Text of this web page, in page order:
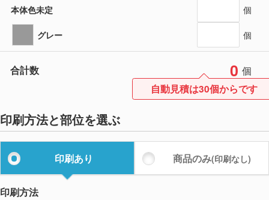
本体色未定 個
グレー 個
合計数 0 個
自動見積は30個からです
印刷方法と部位を選ぶ
印刷あり 商品のみ(印刷なし)
印刷方法